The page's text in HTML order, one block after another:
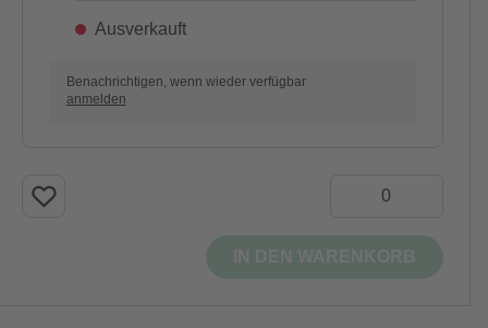
Ausverkauft
Benachrichtigen, wenn wieder verfügbar
anmelden